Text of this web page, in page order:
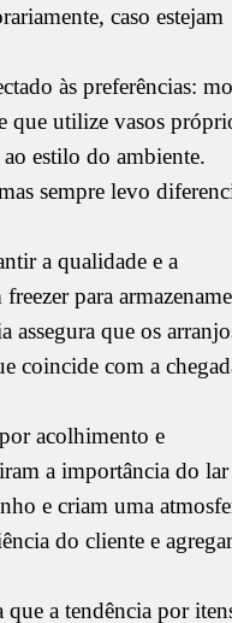
caso estejam
às preferências:
que utilize vasos
estilo do ambiente.
sempre levo
a qualidade e a
para
assegura que os
coincide com a
acolhimento e
a importância do lar
e criam uma
do cliente e
que a tendência por